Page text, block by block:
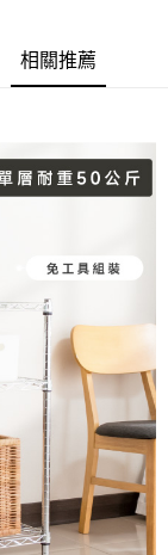
相關推薦